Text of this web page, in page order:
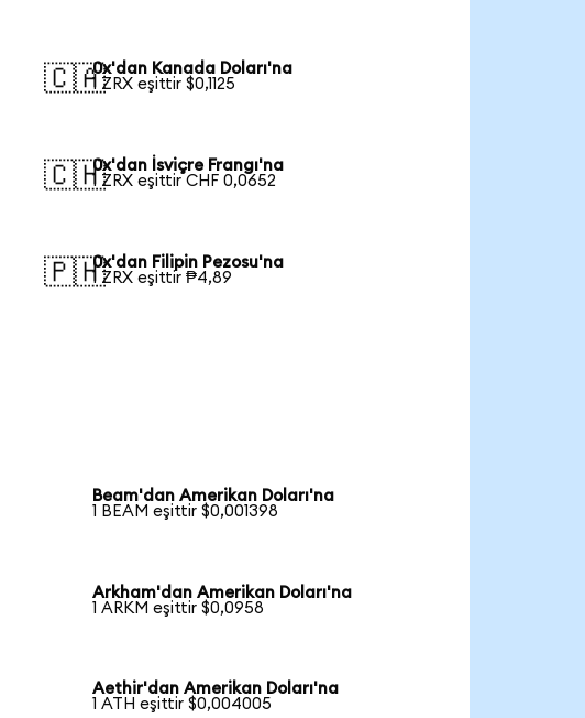
🇨🇦0x'dan Kanada Doları'na
1 ZRX eşittir $0,1125
🇨🇭0x'dan İsviçre Frangı'na
1 ZRX eşittir CHF 0,0652
🇵🇭0x'dan Filipin Pezosu'na
1 ZRX eşittir ₱4,89
Beam'dan Amerikan Doları'na
1 BEAM eşittir $0,001398
Arkham'dan Amerikan Doları'na
1 ARKM eşittir $0,0958
Aethir'dan Amerikan Doları'na
1 ATH eşittir $0,004005